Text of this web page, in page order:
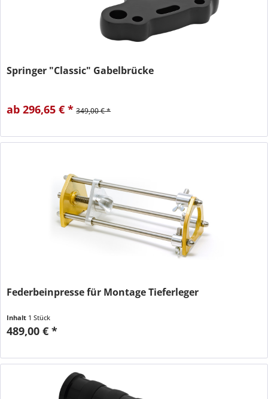
Springer "Classic" Gabelbrücke
ab 296,65 € * 349,00 € *
Federbeinpresse für Montage Tieferleger
Inhalt 1 Stück
489,00 € *